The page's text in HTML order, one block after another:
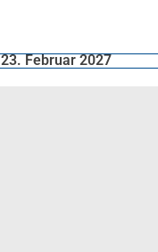
23. Februar 2027